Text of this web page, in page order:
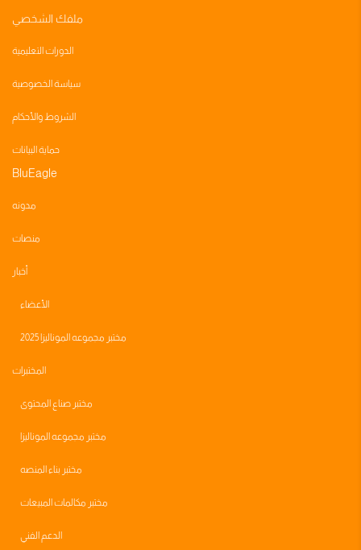
ملفك الشخصي
الدورات التعليمية
سياسة الخصوصية
الشروط والأحكام
حماية البيانات
BluEagle
مدونه
منصات
أخبار
الأعضاء
مختبر مجموعه الموناليزا 2025
المختبرات
مختبر صناع المحتوى
مختبر مجموعه الموناليزا
مختبر بناء المنصه
مختبر مكالمات المبيعات
الدعم الفني